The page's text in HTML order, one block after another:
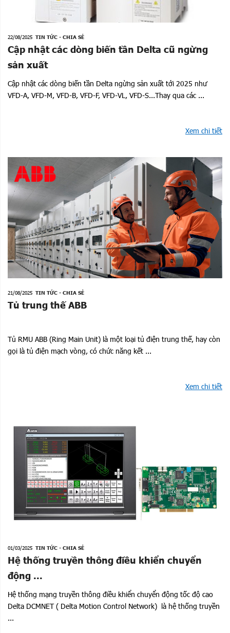
22/08/2025 TIN TỨC - CHIA SẺ
Cập nhật các dòng biến tần Delta cũ ngừng
sản xuất
Cập nhật các dòng biến tần Delta ngừng sản xuất tới 2025 như
VFD-A, VFD-M, VFD-B, VFD-F, VFD-VL, VFD-S...Thay qua các ...
Xem chi tiết
21/08/2025 TIN TỨC - CHIA SẺ
Tủ trung thế ABB
Tủ RMU ABB (Ring Main Unit) là một loại tủ điện trung thế, hay còn
gọi là tủ điện mạch vòng, có chức năng kết ...
Xem chi tiết
01/03/2025 TIN TỨC - CHIA SẺ
Hệ thống truyền thông điều khiển chuyển
động ...
Hệ thống mạng truyền thông điều khiển chuyển động tốc độ cao
Delta DCMNET ( Delta Motion Control Network) là hệ thống truyền
...